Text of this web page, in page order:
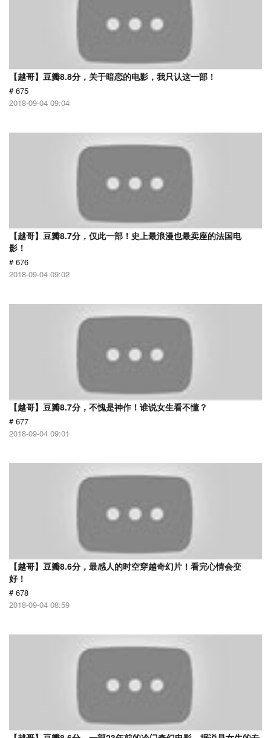
【越哥】豆瓣8.8分，关于暗恋的电影，我只认这一部！
# 675
2018-09-04 09:04
【越哥】豆瓣8.7分，仅此一部！史上最浪漫也最卖座的法国电
影！
# 676
2018-09-04 09:02
【越哥】豆瓣8.7分，不愧是神作！谁说女生看不懂？
# 677
2018-09-04 09:01
【越哥】豆瓣8.6分，最感人的时空穿越奇幻片！看完心情会变
好！
# 678
2018-09-04 08:59